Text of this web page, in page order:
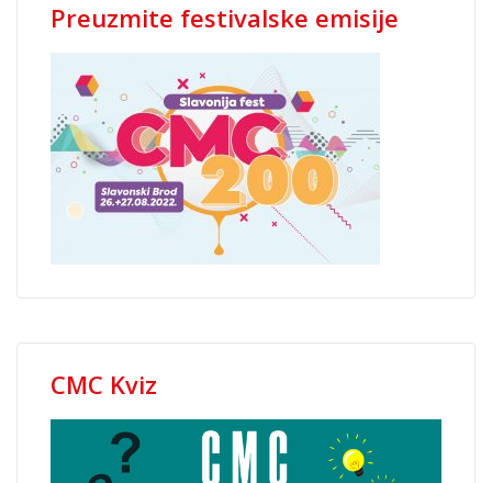
Preuzmite festivalske emisije
CMC Kviz